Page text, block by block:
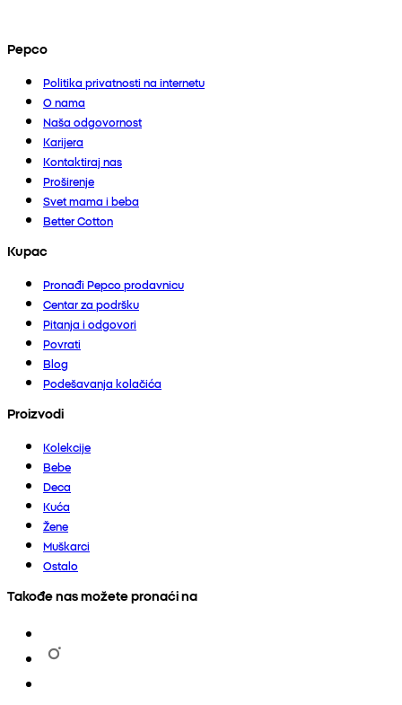
Pepco
Politika privatnosti na internetu
O nama
Naša odgovornost
Karijera
Kontaktiraj nas
Proširenje
Svet mama i beba
Better Cotton
Kupac
Pronađi Pepco prodavnicu
Centar za podršku
Pitanja i odgovori
Povrati
Blog
Podešavanja kolačića
Proizvodi
Kolekcije
Bebe
Deca
Kuća
Žene
Muškarci
Ostalo
Takođe nas možete pronaći na